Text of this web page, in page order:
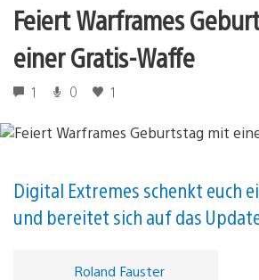
Feiert Warframes
einer Gratis-Waffe
1 0 1
Digital Extremes schenkt euch
und bereitet sich auf das
Roland Fauster